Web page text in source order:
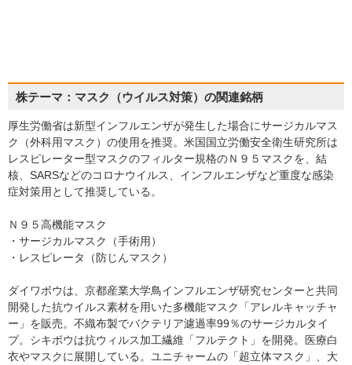
株テーマ：マスク（ウイルス対策）の関連銘柄
厚生労働省は新型インフルエンザが発生した場合にサージカルマス
ク（外科用マスク）の使用を推奨。米国国立労働安全衛生研究所は
レスピレーター型マスクのフィルター規格のＮ９５マスクを、結
核、SARSなどのコロナウイルス、インフルエンザなど重度な感染
症対策用として推奨している。
Ｎ９５高機能マスク
・サージカルマスク（手術用）
・レスピレータ（防じんマスク）
ダイワボウは、京都産業大学鳥インフルエンザ研究センターと共同
開発した抗ウイルス素材を用いた多機能マスク「アレルキャッチャ
ー」を販売。不織布製でバクテリア濾過率99％のサージカルタイ
プ。シキボウは抗ウィルス加工繊維「フルテクト」を開発。医療白
衣やマスクに展開している。ユニチャームの「超立体マスク」、大